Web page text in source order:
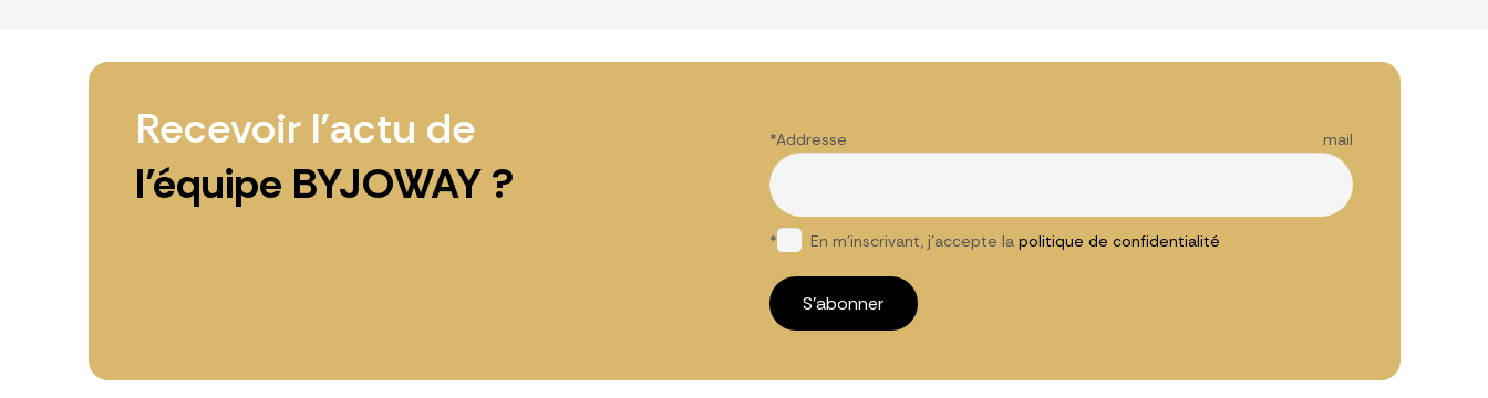
Recevoir l’actu de
l’équipe BYJOWAY ?
*Addresse mail
* En m'inscrivant, j'accepte la politique de confidentialité